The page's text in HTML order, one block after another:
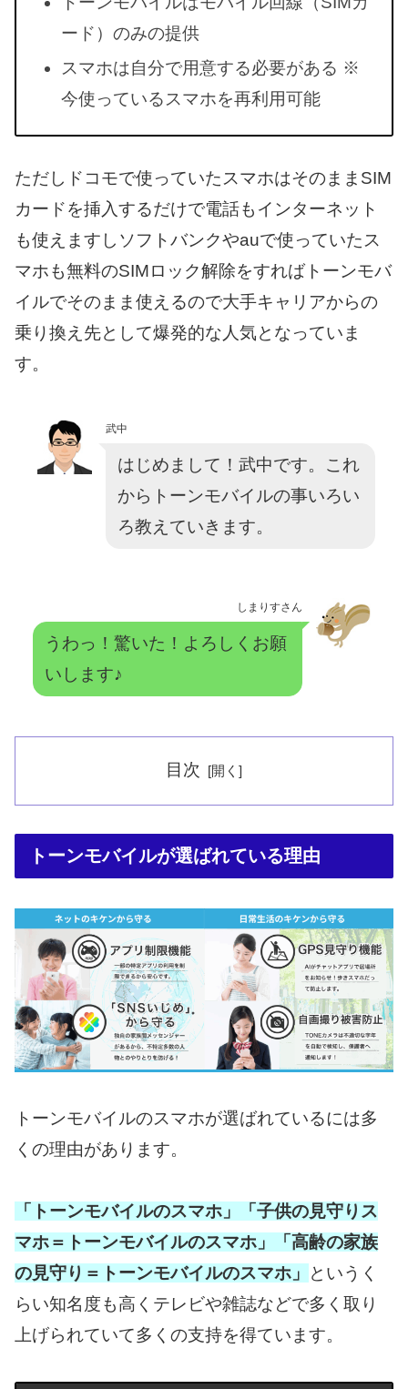
ード）のみの提供
スマホは自分で用意する必要がある ※
今使っているスマホを再利用可能
ただしドコモで使っていたスマホはそのままSIM
カードを挿入するだけで電話もインターネット
も使えますしソフトバンクやauで使っていたス
マホも無料のSIMロック解除をすればトーンモバ
イルでそのまま使えるので大手キャリアからの
乗り換え先として爆発的な人気となっていま
す。
武中
はじめまして！武中です。これ
からトーンモバイルの事いろい
ろ教えていきます。
しまりすさん
うわっ！驚いた！よろしくお願
いします♪
目次
トーンモバイルが選ばれている理由
トーンモバイルのスマホが選ばれているには多
くの理由があります。
「トーンモバイルのスマホ」「子供の見守りス
マホ＝トーンモバイルのスマホ」「高齢の家族
の見守り＝トーンモバイルのスマホ」
というく
らい知名度も高くテレビや雑誌などで多く取り
上げられていて多くの支持を得ています。